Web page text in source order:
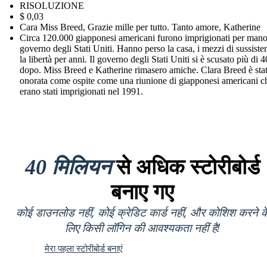
RISOLUZIONE
$ 0,03
Cara Miss Breed, Grazie mille per tutto. Tanto amore, Katherine
Circa 120.000 giapponesi americani furono imprigionati per
governo degli Stati Uniti. Hanno perso la casa, i mezzi di
la libertà per anni. Il governo degli Stati Uniti si è scusato più di
dopo. Miss Breed e Katherine rimasero amiche. Clara Breed è
onorata come ospite come una riunione di giapponesi americani
erano stati imprigionati nel 1991.
40 मिलियनसे अधिक स्टोरीबोर्ड
बनाए गए
कोई डाउनलोड नहीं, कोई क्रेडिट कार्ड नहीं, और कोशिश करने
लिए किसी लॉगिन की आवश्यकता नहीं है!
मेरा पहला स्टोरीबोर्ड बनाएं